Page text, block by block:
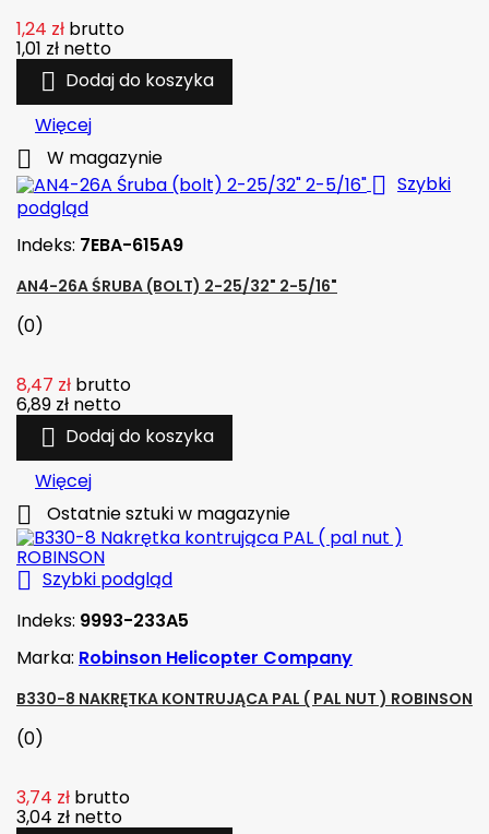
1,24 zł brutto
1,01 zł netto
 Dodaj do koszyka
Więcej
 W magazynie
 Szybki
podgląd
Indeks: 7EBA-615A9
AN4-26A ŚRUBA (BOLT) 2-25/32" 2-5/16"
(0)
8,47 zł brutto
6,89 zł netto
 Dodaj do koszyka
Więcej
 Ostatnie sztuki w magazynie
 Szybki podgląd
Indeks: 9993-233A5
Marka: Robinson Helicopter Company
B330-8 NAKRĘTKA KONTRUJĄCA PAL ( PAL NUT ) ROBINSON
(0)
3,74 zł brutto
3,04 zł netto